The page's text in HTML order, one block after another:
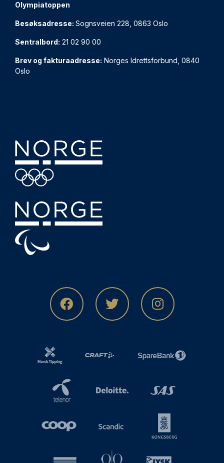
Olympiatoppen
Besøksadresse: Sognsveien 228, 0863 Oslo
Sentralbord: 21 02 90 00
Brev og fakturaadresse: Norges Idrettsforbund, 0840
Oslo